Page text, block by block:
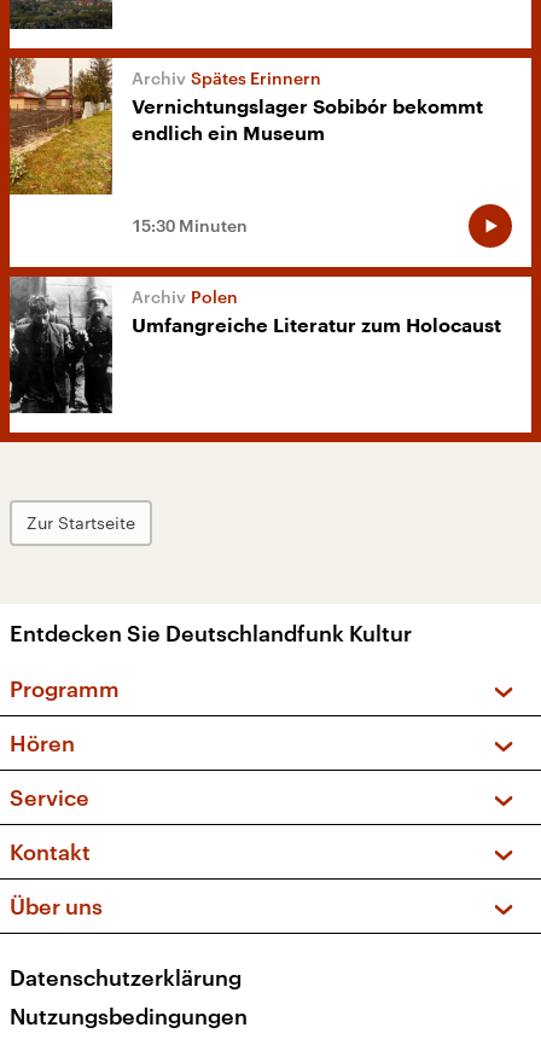
Spätes Erinnern
Vernichtungslager Sobibór bekommt
endlich ein Museum
15:30 Minuten
Polen
Umfangreiche Literatur zum Holocaust
Zur Startseite
Entdecken Sie Deutschlandfunk Kultur
Programm
Sendungen und Podcasts
Musikliste
Kakadu – Das Kinderprogramm
Hören
Frequenzen (UKW + DAB+)
Service
FAQ
Apps
Newsletter
Veranstaltungen
Kontakt
Social Media
Über uns
Presse
Karriere
Datenschutzerklärung
Nutzungsbedingungen